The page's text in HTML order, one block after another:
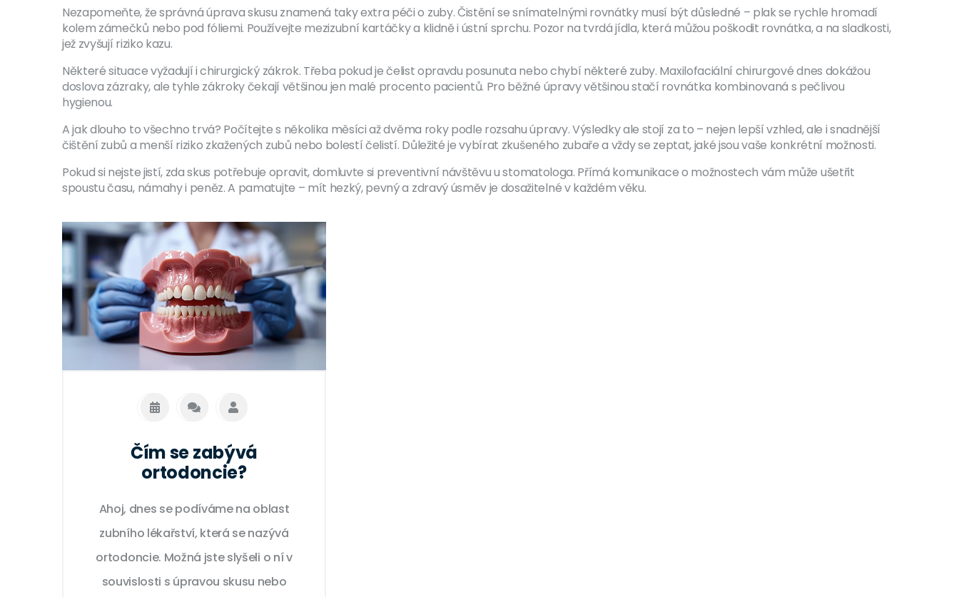
Nezapomeňte, že správná úprava skusu znamená taky extra péči o zuby. Čistění se snímatelnými rovnátky musí být důsledné – plak se rychle hromadí
kolem zámečků nebo pod fóliemi. Používejte mezizubní kartáčky a klidně i ústní sprchu. Pozor na tvrdá jídla, která můžou poškodit rovnátka, a na sladkosti,
jež zvyšují riziko kazu.
Některé situace vyžadují i chirurgický zákrok. Třeba pokud je čelist opravdu posunuta nebo chybí některé zuby. Maxilofaciální chirurgové dnes dokážou
doslova zázraky, ale tyhle zákroky čekají většinou jen malé procento pacientů. Pro běžné úpravy většinou stačí rovnátka kombinovaná s pečlivou
hygienou.
A jak dlouho to všechno trvá? Počítejte s několika měsíci až dvěma roky podle rozsahu úpravy. Výsledky ale stojí za to – nejen lepší vzhled, ale i snadnější
čištění zubů a menší riziko zkažených zubů nebo bolestí čelistí. Důležité je vybírat zkušeného zubaře a vždy se zeptat, jaké jsou vaše konkrétní možnosti.
Pokud si nejste jistí, zda skus potřebuje opravit, domluvte si preventivní návštěvu u stomatologa. Přímá komunikace o možnostech vám může ušetřit
spoustu času, námahy i peněz. A pamatujte – mít hezký, pevný a zdravý úsměv je dosažitelné v každém věku.
Čím se zabývá
ortodoncie?
Ahoj, dnes se podíváme na oblast
zubního lékařství, která se nazývá
ortodoncie. Možná jste slyšeli o ní v
souvislosti s úpravou skusu nebo